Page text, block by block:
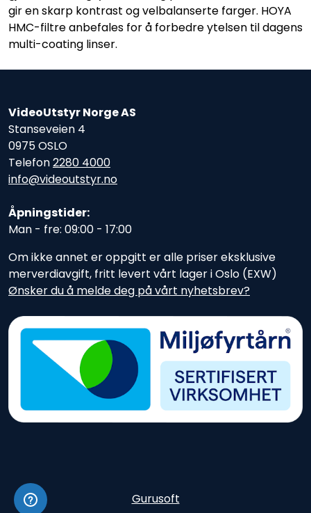
gir en skarp kontrast og velbalanserte farger. HOYA
HMC-filtre anbefales for å forbedre ytelsen til dagens
multi-coating linser.
VideoUtstyr Norge AS
Stanseveien 4
0975 OSLO
Telefon2280 4000
info@videoutstyr.no
Åpningstider:
Man - fre: 09:00 - 17:00
Om ikke annet er oppgitt er alle priser eksklusive
merverdiavgift, fritt levert vårt lager i Oslo (EXW)
Ønsker du å melde deg på vårt nyhetsbrev?
Gurusoft